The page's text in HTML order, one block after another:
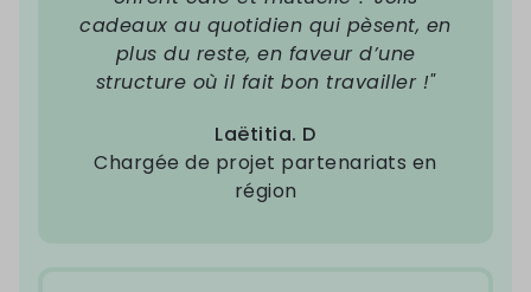
cadeaux au quotidien qui pèsent, en
plus du reste, en faveur d’une
structure où il fait bon travailler !"
Laëtitia. D
Chargée de projet partenariats en
région